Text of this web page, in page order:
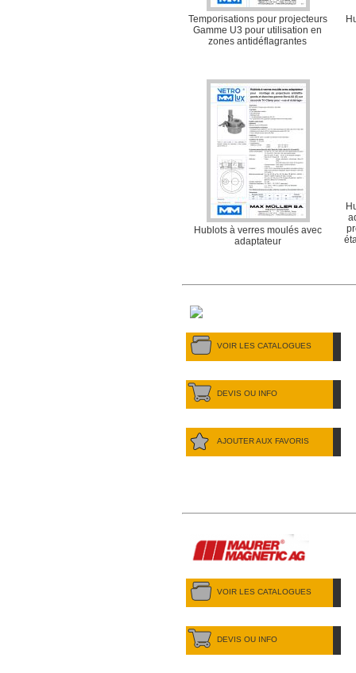
Temporisations pour projecteurs
Gamme U3 pour utilisation en
zones antidéflagrantes
Hublots à verres moulés avec
adaptateur
VOIR LES CATALOGUES
DEVIS OU INFO
AJOUTER AUX FAVORIS
VOIR LES CATALOGUES
DEVIS OU INFO